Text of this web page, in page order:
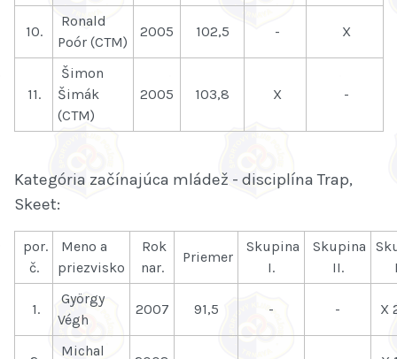
10.
Ronald
Poór (CTM)
2005 102,5 - X
11.
Šimon
Šimák
(CTM)
2005 103,8 X -
Kategória začínajúca mládež - disciplína Trap,
Skeet:
por.
č.
Meno a
priezvisko
Rok
nar.
Priemer
Skupina
I.
Skupina
II.
1.
György
Végh
2007 91,5 - - X
Michal